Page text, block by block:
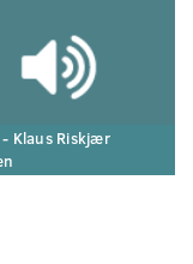
Klaus Riskjær